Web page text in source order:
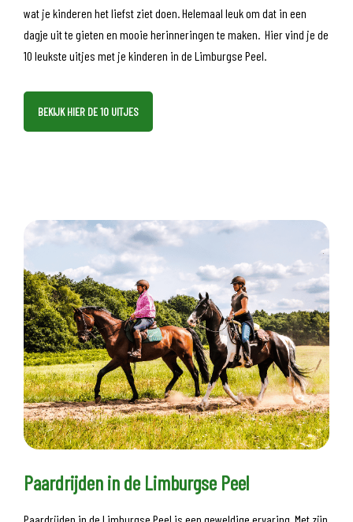
wat je kinderen het liefst ziet doen. Helemaal leuk om dat in een
dagje uit te gieten en mooie herinneringen te maken. Hier vind je de
10 leukste uitjes met je kinderen in de Limburgse Peel.
BEKIJK HIER DE 10 UITJES
Paardrijden in de Limburgse Peel